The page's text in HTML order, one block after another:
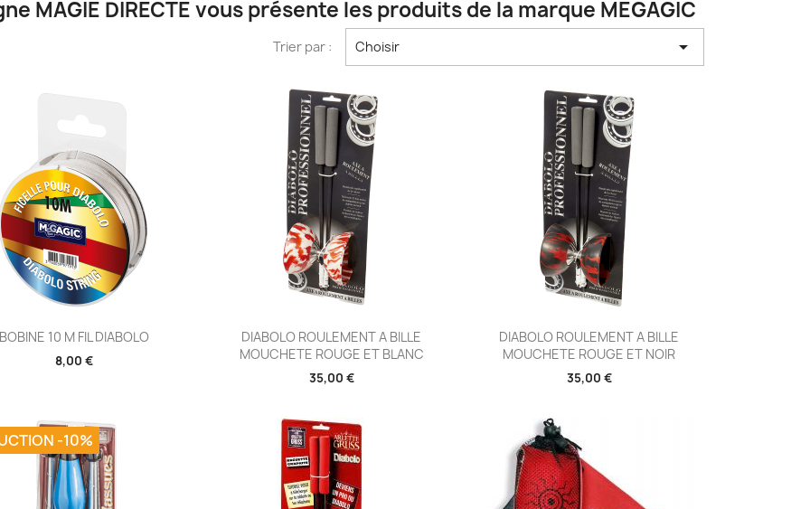
MAGIE DIRECTE vous présente les produits de la marque MEGAGIC
Trier par : Choisir 
Aperçu rapide
BOBINE 10 M FIL DIABOLO
8,00 €
Aperçu rapide
DIABOLO ROULEMENT A BILLE
MOUCHETE ROUGE ET BLANC
35,00 €
Aperçu rapide
DIABOLO ROULEMENT A BILLE
MOUCHETE ROUGE ET NOIR
35,00 €
-10%